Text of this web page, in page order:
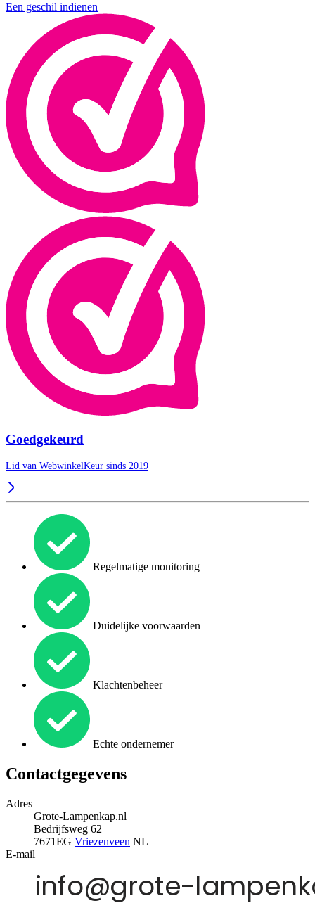
Een geschil indienen
Goedgekeurd
Lid van WebwinkelKeur sinds 2019
Regelmatige monitoring
Duidelijke voorwaarden
Klachtenbeheer
Echte ondernemer
Contactgegevens
Adres
Grote-Lampenkap.nl
Bedrijfsweg 62
7671EG Vriezenveen NL
E-mail